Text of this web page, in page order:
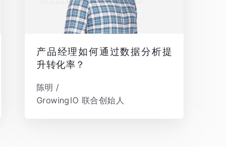
产品经理如何通过数据分析提
升转化率？
陈明 /
GrowingIO 联合创始人